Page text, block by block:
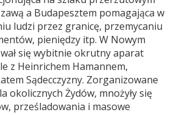
a Budapesztem pomagająca w
ludzi przez granicę, przemycaniu
pieniędzy itp. W Nowym
się wybitnie okrutny aparat
z Heinrichem Hamannem,
Sądecczyzny. Zorganizowane
okolicznych Żydów, mnożyły się
prześladowania i masowe